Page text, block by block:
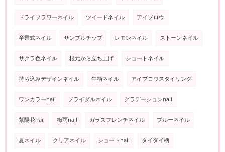
ドライフラワーネイル ツイードネイル アイブロウ
卒業式ネイル サンプルチップ レモンネイル ストーンネイル
サクラ色ネイル 根元から立ち上げ ショートネイル
持ち込みデザインネイル 牛柄ネイル アイブロウスタイリング
ワンカラーnail ブライダルネイル グラデーションnail
紫陽花nail 梅雨nail ガラスフレンチネイル ブルーネイル
夏ネイル クリアネイル ショートnail タイダイ柄